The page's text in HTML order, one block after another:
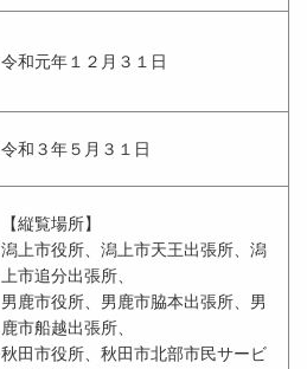
令和元年１２月３１日
令和３年５月３１日
【縦覧場所】
潟上市役所、潟上市天王出張所、潟
上市追分出張所、
男鹿市役所、男鹿市脇本出張所、男
鹿市船越出張所、
秋田市役所、秋田市北部市民サービ